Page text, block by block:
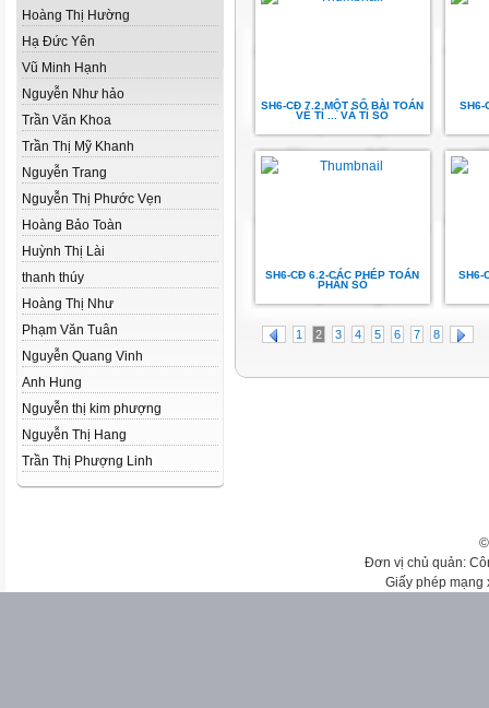
Hoàng Thị Hường
Hạ Đức Yên
Vũ Minh Hạnh
Nguyễn Như hảo
Trần Văn Khoa
Trần Thị Mỹ Khanh
Nguyễn Trang
Nguyễn Thị Phước Vẹn
Hoàng Bảo Toàn
Huỳnh Thị Lài
thanh thúy
Hoàng Thị Như
Phạm Văn Tuân
Nguyễn Quang Vinh
Anh Hung
Nguyễn thị kim phượng
Nguyễn Thị Hang
Trần Thị Phượng Linh
SH6-CĐ 7.2 MỘT SỐ BÀI TOÁN
VỀ TỈ ... VÀ TỈ SỐ
SH6-
SH6-CĐ 6.2-CÁC PHÉP TOÁN
PHÂN SỐ
SH6-
1 2 3 4 5 6 7 8
Đơn vị chủ quản:
Giấy phép mạng